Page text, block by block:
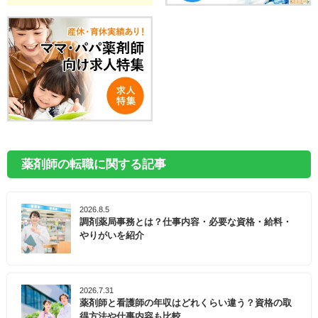
薬剤師の転職に関する記事
2026.8.5
調剤薬局事務とは？仕事内容・必要な資格・給料・
やりがいを紹介
2026.7.31
薬剤師と看護師の年収はどれくらい違う？資格の取